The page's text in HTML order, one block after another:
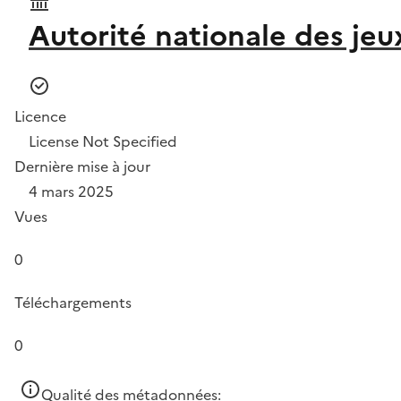
Autorité nationale des
Licence
License Not Specified
Dernière mise à jour
4 mars 2025
Vues
0
Téléchargements
0
Qualité des métadonnées: